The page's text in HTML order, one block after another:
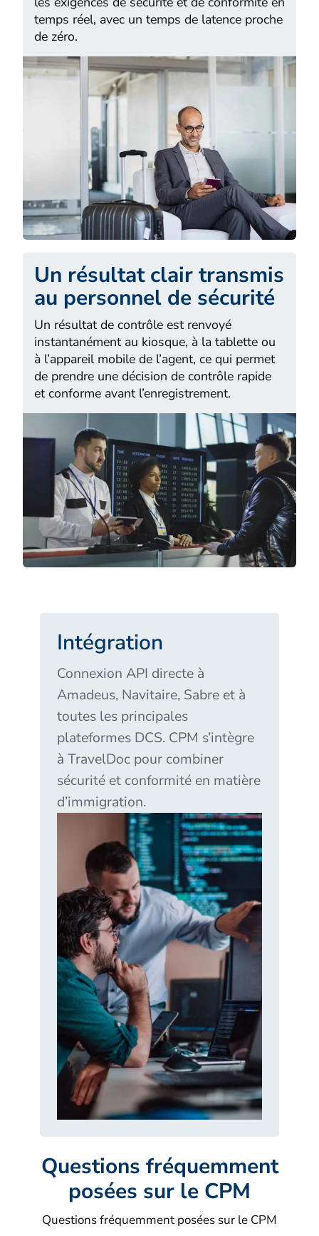
temps réel, avec un temps de latence proche
de zéro.
Un résultat clair transmis
au personnel de sécurité
Un résultat de contrôle est renvoyé
instantanément au kiosque, à la tablette ou
à l’appareil mobile de l’agent, ce qui permet
de prendre une décision de contrôle rapide
et conforme avant l’enregistrement.
Intégration
Connexion API directe à
Amadeus, Navitaire, Sabre et à
toutes les principales
plateformes DCS. CPM s’intègre
à TravelDoc pour combiner
sécurité et conformité en matière
d’immigration.
Questions fréquemment
posées sur le CPM
Questions fréquemment posées sur le CPM